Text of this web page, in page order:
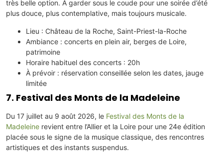
très belle option. À garder sous le coude pour une soirée d’été
plus douce, plus contemplative, mais toujours musicale.
Lieu : Château de la Roche, Saint-Priest-la-Roche
Ambiance : concerts en plein air, berges de Loire,
patrimoine
Horaire habituel des concerts : 20h
À prévoir : réservation conseillée selon les dates, jauge
limitée
7. Festival des Monts de la Madeleine
Du 17 juillet au 9 août 2026, le Festival des Monts de la
Madeleine revient entre l’Allier et la Loire pour une 24e édition
placée sous le signe de la musique classique, des rencontres
artistiques et des instants suspendus.